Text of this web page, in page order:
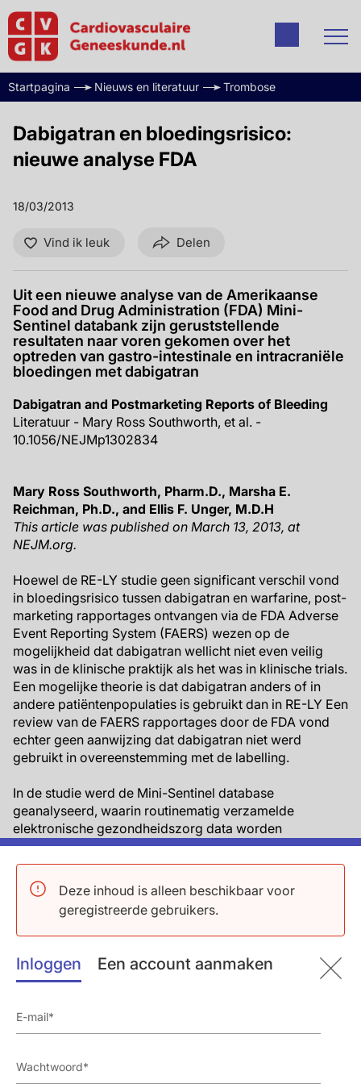
Deze inhoud is alleen beschikbaar voor
geregistreerde gebruikers.
Inloggen Een account aanmaken
Startpagina Nieuws en literatuur Trombose
Dabigatran en bloedingsrisico:
nieuwe analyse FDA
18/03/2013
Vind ik leuk Delen
Uit een nieuwe analyse van de Amerikaanse
Food and Drug Administration (FDA) Mini-
Sentinel databank zijn geruststellende
resultaten naar voren gekomen over het
optreden van gastro-intestinale en intracraniële
bloedingen met dabigatran
Dabigatran and Postmarketing Reports of Bleeding
Literatuur - Mary Ross Southworth, et al. -
10.1056/NEJMp1302834
Mary Ross Southworth, Pharm.D., Marsha E.
Reichman, Ph.D., and Ellis F. Unger, M.D.H
This article was published on March 13, 2013, at
NEJM.org.
Hoewel de RE-LY studie geen significant verschil vond
in bloedingsrisico tussen dabigatran en warfarine, post-
marketing rapportages ontvangen via de FDA Adverse
Event Reporting System (FAERS) wezen op de
mogelijkheid dat dabigatran wellicht niet even veilig
was in de klinische praktijk als het was in klinische trials.
Een mogelijke theorie is dat dabigatran anders of in
andere patiëntenpopulaties is gebruikt dan in RE-LY Een
review van de FAERS rapportages door de FDA vond
echter geen aanwijzing dat dabigatran niet werd
gebruikt in overeenstemming met de labelling.
In de studie werd de Mini-Sentinel database
geanalyseerd, waarin routinematig verzamelde
elektronische gezondheidszorg data worden
gemonitord, gedurende de periode van 19 oktober 2010
(de datum van dabigatran goedkeuring), tot 31
december 2011.
Het optreden van bloedingen geassocieerd met
dabigatrangebruik tijdens die periode bleek niet hoger
Het grote aantal gemelde gevallen van bloedingen
van de publiciteit rond de lancering van het
bijwerkingen te melden met nieuwe geneesmiddelen.